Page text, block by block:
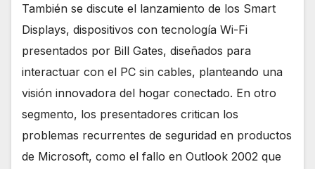
También se discute el lanzamiento de los Smart
Displays, dispositivos con tecnología Wi-Fi
presentados por Bill Gates, diseñados para
interactuar con el PC sin cables, planteando una
visión innovadora del hogar conectado. En otro
segmento, los presentadores critican los
problemas recurrentes de seguridad en productos
de Microsoft, como el fallo en Outlook 2002 que